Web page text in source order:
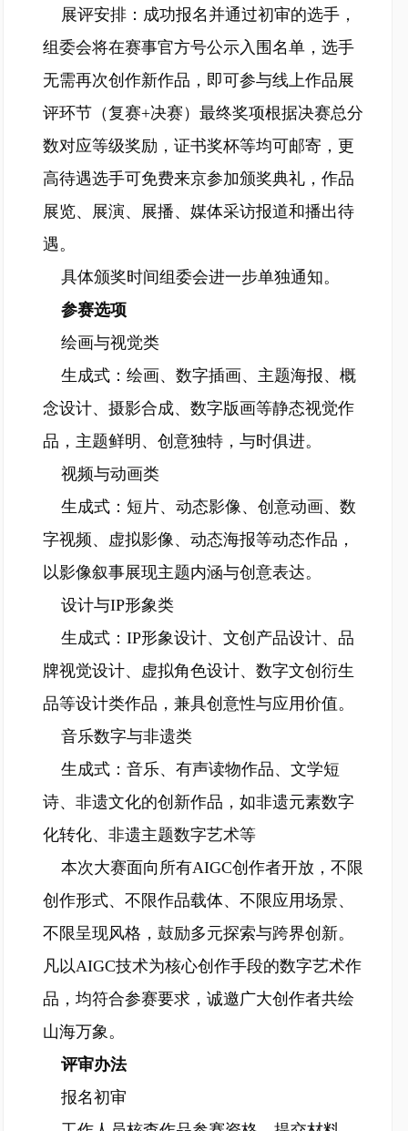
展评安排：成功报名并通过初审的选手，
组委会将在赛事官方号公示入围名单，选手
无需再次创作新作品，即可参与线上作品展
评环节（复赛+决赛）最终奖项根据决赛总分
数对应等级奖励，证书奖杯等均可邮寄，更
高待遇选手可免费来京参加颁奖典礼，作品
展览、展演、展播、媒体采访报道和播出待
遇。
具体颁奖时间组委会进一步单独通知。
参赛选项
绘画与视觉类
生成式：绘画、数字插画、主题海报、概
念设计、摄影合成、数字版画等静态视觉作
品，主题鲜明、创意独特，与时俱进。
视频与动画类
生成式：短片、动态影像、创意动画、数
字视频、虚拟影像、动态海报等动态作品，
以影像叙事展现主题内涵与创意表达。
设计与IP形象类
生成式：IP形象设计、文创产品设计、品
牌视觉设计、虚拟角色设计、数字文创衍生
品等设计类作品，兼具创意性与应用价值。
音乐数字与非遗类
生成式：音乐、有声读物作品、文学短
诗、非遗文化的创新作品，如非遗元素数字
化转化、非遗主题数字艺术等
本次大赛面向所有AIGC创作者开放，不限
创作形式、不限作品载体、不限应用场景、
不限呈现风格，鼓励多元探索与跨界创新。
凡以AIGC技术为核心创作手段的数字艺术作
品，均符合参赛要求，诚邀广大创作者共绘
山海万象。
评审办法
报名初审